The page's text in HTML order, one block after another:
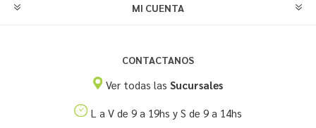
MI CUENTA
CONTACTANOS
Ver todas las Sucursales
L a V de 9 a 19hs y S de 9 a 14hs